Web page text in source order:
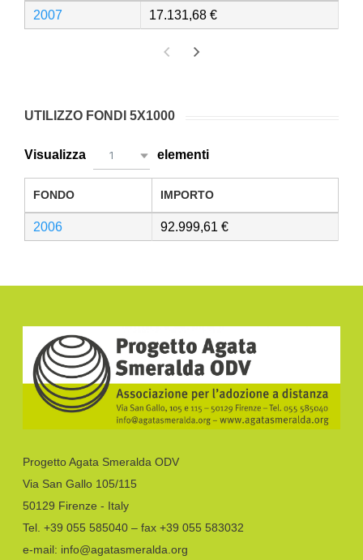
2007 17.131,68
UTILIZZO FONDI 5X1000
Visualizza 1 elementi
FONDO IMPORTO
2006 92.999,61
Progetto Agata Smeralda ODV
Via San Gallo 105/115
50129 Firenze - Italy
Tel. +39 055 585040 – fax +39 055 583032
e-mail: info@agatasmeralda.org